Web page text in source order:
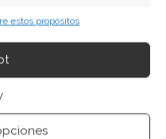
estos propósitos